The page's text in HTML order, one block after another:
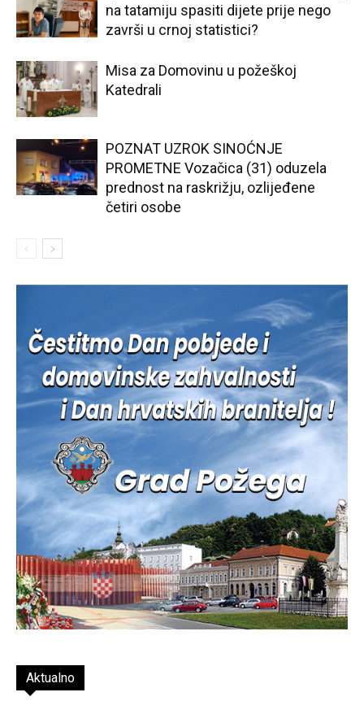
na tatamiju spasiti dijete prije nego
završi u crnoj statistici?
Misa za Domovinu u požeškoj
Katedrali
POZNAT UZROK SINOĆNJE
PROMETNE Vozačica (31) oduzela
prednost na raskrižju, ozlijeđene
četiri osobe
Aktualno